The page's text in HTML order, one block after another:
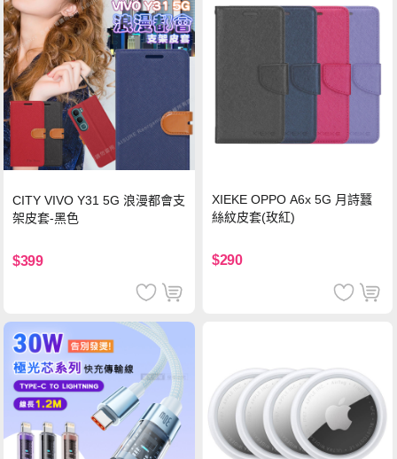
CITY VIVO Y31 5G 浪漫都會支
架皮套-黑色
$399
XIEKE OPPO A6x 5G 月詩蠶
絲紋皮套(玫紅)
$290